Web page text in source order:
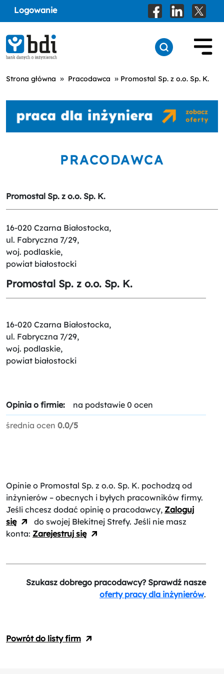
Logowanie
Strona główna » Pracodawca » Promostal Sp. z o.o. Sp. K.
PRACODAWCA
Promostal Sp. z o.o. Sp. K.
16-020 Czarna Białostocka,
ul. Fabryczna 7/29,
woj. podlaskie,
powiat białostocki
Promostal Sp. z o.o. Sp. K.
16-020 Czarna Białostocka,
ul. Fabryczna 7/29,
woj. podlaskie,
powiat białostocki
Opinia o firmie: na podstawie 0 ocen
średnia ocen 0.0/5
Opinie o Promostal Sp. z o.o. Sp. K. pochodzą od
inżynierów – obecnych i byłych pracowników firmy.
Jeśli chcesz dodać opinię o pracodawcy, Zaloguj
się
do swojej Błekitnej Strefy. Jeśli nie masz
konta: Zarejestruj się
Szukasz dobrego pracodawcy? Sprawdź nasze
oferty pracy dla inżynierów.
Powrót do listy firm